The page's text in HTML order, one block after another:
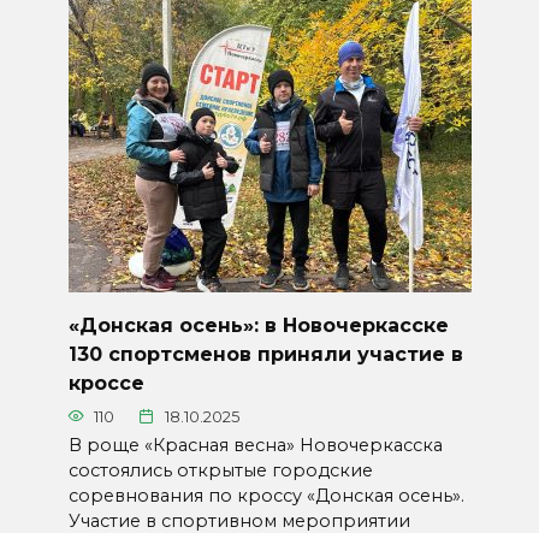
«Донская осень»: в Новочеркасске
130 спортсменов приняли участие в
кроссе
110 18.10.2025
В роще «Красная весна» Новочеркасска
состоялись открытые городские
соревнования по кроссу «Донская осень».
Участие в спортивном мероприятии